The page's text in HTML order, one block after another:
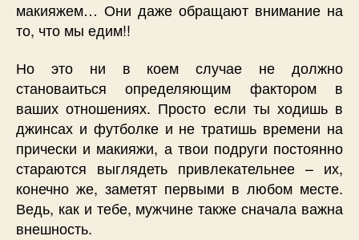
макияжем… Они даже обращают внимание на
то, что мы едим!!
Но это ни в коем случае не должно
становаиться определяющим фактором в
ваших отношениях. Просто если ты ходишь в
джинсах и футболке и не тратишь времени на
прически и макияжи, а твои подруги постоянно
стараются выглядеть привлекательнее – их,
конечно же, заметят первыми в любом месте.
Ведь, как и тебе, мужчине также сначала важна
внешность.